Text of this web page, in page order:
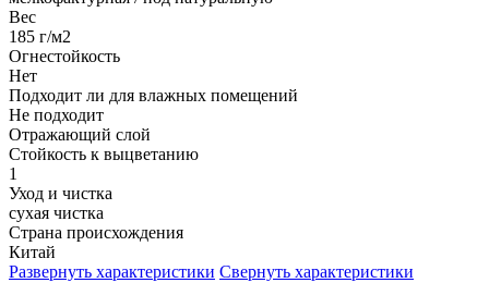
Вес
185 г/м2
Огнестойкость
Нет
Подходит ли для влажных помещений
Не подходит
Отражающий слой
Стойкость к выцветанию
1
Уход и чистка
сухая чистка
Страна происхождения
Китай
Развернуть характеристики Свернуть характеристики